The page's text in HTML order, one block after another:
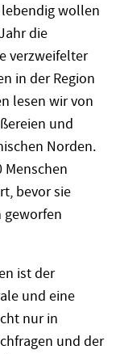
wollen
die
verzweifelter
in der Region
lesen wir von
und
Norden.
Menschen
bevor sie
ist der
und eine
nur in
und der